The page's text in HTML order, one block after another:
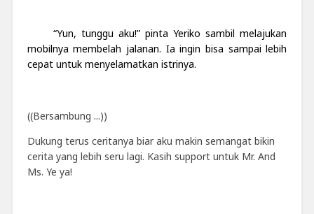
“Yun, tunggu aku!” pinta Yeriko sambil melajukan
mobilnya membelah jalanan. Ia ingin bisa sampai lebih
cepat untuk menyelamatkan istrinya.
((Bersambung ...))
Dukung terus ceritanya biar aku makin semangat bikin
cerita yang lebih seru lagi. Kasih support untuk Mr. And
Ms. Ye ya!